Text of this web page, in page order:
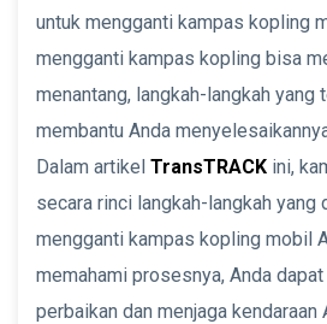
untuk mengganti kampas kopling
mengganti kampas kopling bisa
menantang, langkah-langkah yang
membantu Anda
Dalam artikel TransTRACK ini,
secara rinci langkah-langkah yang
mengganti kampas kopling mobil
memahami prosesnya, Anda
perbaikan dan menjaga kendaraan